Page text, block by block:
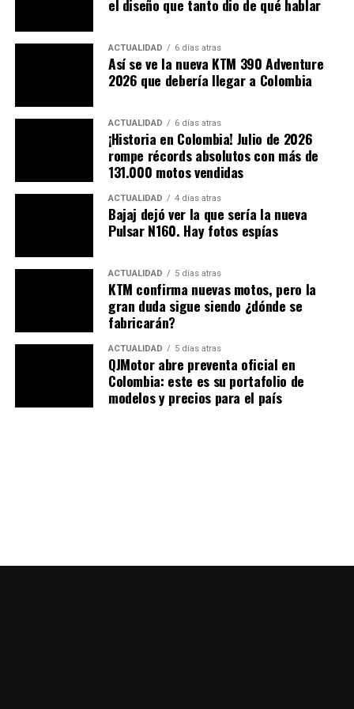
¿Hay en Latinoamérica motos como
Airbike?
Si bien, en varios países se ha generado varias acciones
diferentes tecnologías y nuevas formas de transporte,
no hay una especifica para la utilización de motos
125R llega con mucho estilo
Una de las empresas que más impacto ha tenido en
países como Brasil, México y Argentina es la Air Mobility
y Vertical. Aunque son dos tecnologías diferentes, están
más pensadas en cambiar los modelos de vuelo dentro
del espacio urbano. Pero recordemos que sus modelos de
transporte son tipo helicópteros.
Según lo anterior, aún está lejos la llegada del Volonaut
el diseño que tanto dio de qué hablar
ACTUALIDAD 6 días atras
Así se ve la nueva KTM 390 Adventure
2026 que debería llegar a Colombia
ACTUALIDAD 6 días atras
¡Historia en Colombia! Julio de 2026
rompe récords absolutos con más de
131.000 motos vendidas
ACTUALIDAD 4 días atras
Bajaj dejó ver la que sería la nueva
Pulsar N160. Hay fotos espías
ACTUALIDAD 5 días atras
KTM confirma nuevas motos, pero la
gran duda sigue siendo ¿dónde se
fabricarán?
ACTUALIDAD 5 días atras
QJMotor abre preventa oficial en
Colombia: este es su portafolio de
modelos y precios para el país